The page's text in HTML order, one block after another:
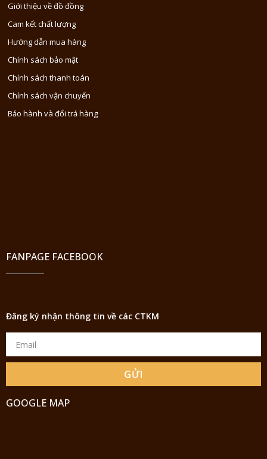
Giới thiệu về đồ đồng
Cam kết chất lượng
Hướng dẫn mua hàng
Chính sách bảo mật
Chính sách thanh toán
Chính sách vận chuyển
Bảo hành và đổi trả hàng
FANPAGE FACEBOOK
Đăng ký nhận thông tin về các CTKM
GỬI
GOOGLE MAP